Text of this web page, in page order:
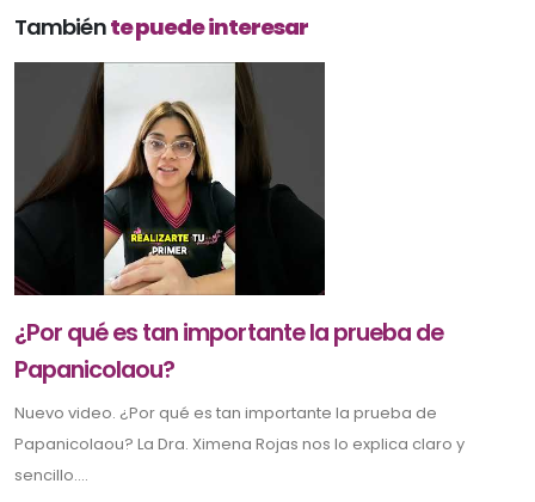
Tambiénte puede interesar
¿Por qué es tan importante la prueba de
Papanicolaou?
Nuevo video. ¿Por qué es tan importante la prueba de
Papanicolaou? La Dra. Ximena Rojas nos lo explica claro y
sencillo....